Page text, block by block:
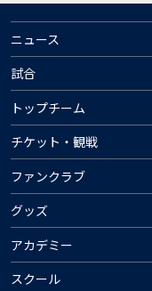
ニュース
試合
トップチーム
チケット・観戦
ファンクラブ
グッズ
アカデミー
スクール